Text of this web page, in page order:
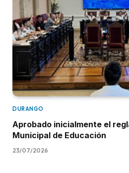
DURANGO
Aprobado inicialmente el
Municipal de Educación
23/07/2026